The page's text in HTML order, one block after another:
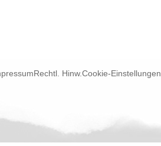
Rechtl. Hinw.Cookie-Einstellungen